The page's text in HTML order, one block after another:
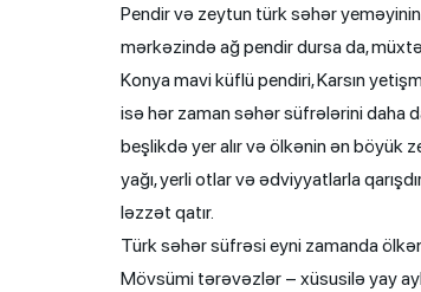
Pendir və zeytun türk səhər
mərkəzində ağ pendir dursa da,
Konya mavi küflü pendiri, Karsın
isə hər zaman səhər süfrələrini daha
beşlikdə yer alır və ölkənin ən böyük
yağı, yerli otlar və ədviyyatlarla
ləzzət qatır.
Türk səhər süfrəsi eyni zamanda
Mövsümi tərəvəzlər – xüsusilə yay